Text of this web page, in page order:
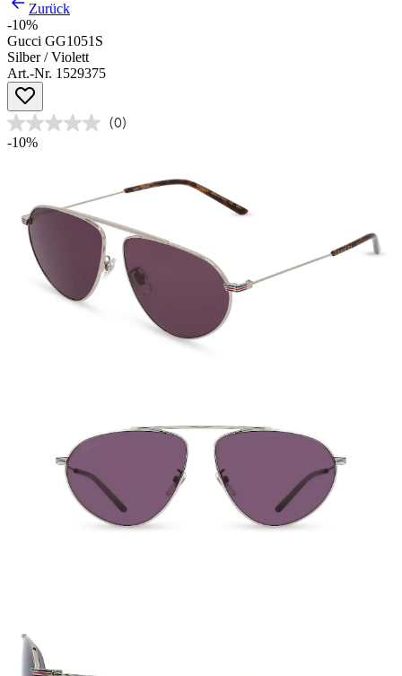
Zurück
-10%
Gucci GG1051S
Silber / Violett
Art.-Nr. 1529375
(0)
-10%